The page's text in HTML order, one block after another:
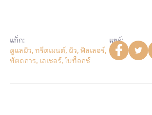
แท็ก:
ดูแลผิว,ทรีตเมนต์, ผิว,ฟิลเลอร์,
หัตถการ, เลเซอร์,โบท็อกซ์
แชร์: